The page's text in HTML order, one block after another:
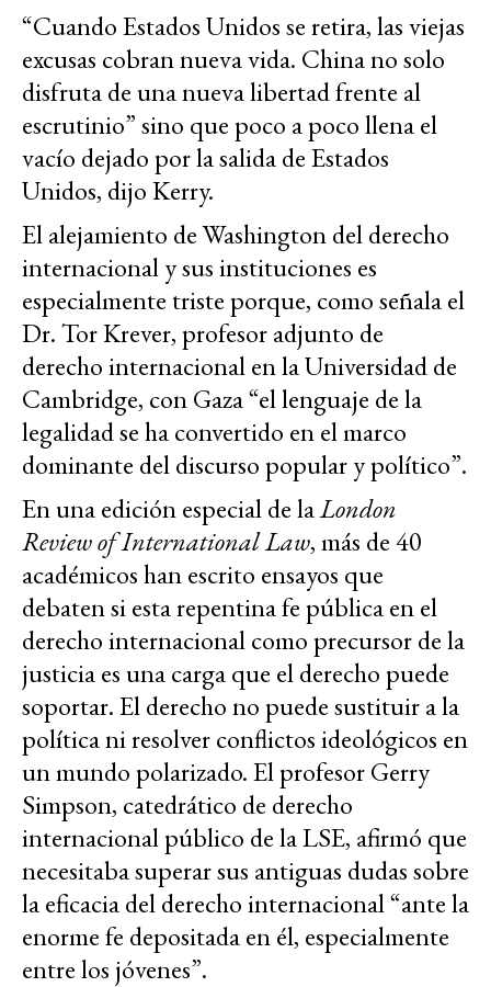
“Cuando Estados Unidos se retira, las viejas
excusas cobran nueva vida. China no solo
disfruta de una nueva libertad frente al
escrutinio” sino que poco a poco llena el
vacío dejado por la salida de Estados
Unidos, dijo Kerry.
El alejamiento de Washington del derecho
internacional y sus instituciones es
especialmente triste porque, como señala el
Dr. Tor Krever, profesor adjunto de
derecho internacional en la Universidad de
Cambridge, con Gaza “el lenguaje de la
legalidad se ha convertido en el marco
dominante del discurso popular y político”.
En una edición especial de laLondon
Review of International Law, más de 40
académicos han escrito ensayos que
debaten si esta repentina fe pública en el
derecho internacional como precursor de la
justicia es una carga que el derecho puede
soportar. El derecho no puede sustituir a la
política ni resolver conflictos ideológicos en
un mundo polarizado. El profesor Gerry
Simpson, catedrático de derecho
internacional público de la LSE, afirmó que
necesitaba superar sus antiguas dudas sobre
la eficacia del derecho internacional “ante la
enorme fe depositada en él, especialmente
entre los jóvenes”.